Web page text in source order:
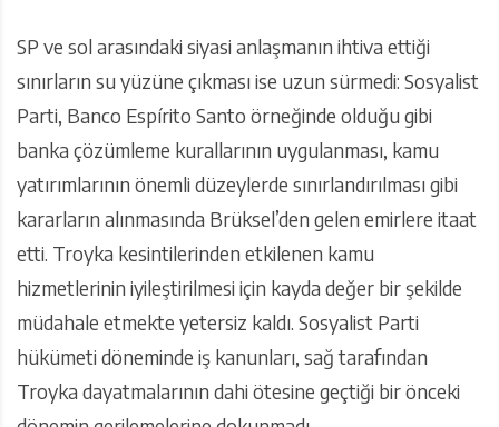
SP ve sol arasındaki siyasi anlaşmanın ihtiva ettiği
sınırların su yüzüne çıkması ise uzun sürmedi: Sosyalist
Parti, Banco Espírito Santo örneğinde olduğu gibi
banka çözümleme kurallarının uygulanması, kamu
yatırımlarının önemli düzeylerde sınırlandırılması gibi
kararların alınmasında Brüksel’den gelen emirlere itaat
etti. Troyka kesintilerinden etkilenen kamu
hizmetlerinin iyileştirilmesi için kayda değer bir şekilde
müdahale etmekte yetersiz kaldı. Sosyalist Parti
hükümeti döneminde iş kanunları, sağ tarafından
Troyka dayatmalarının dahi ötesine geçtiği bir önceki